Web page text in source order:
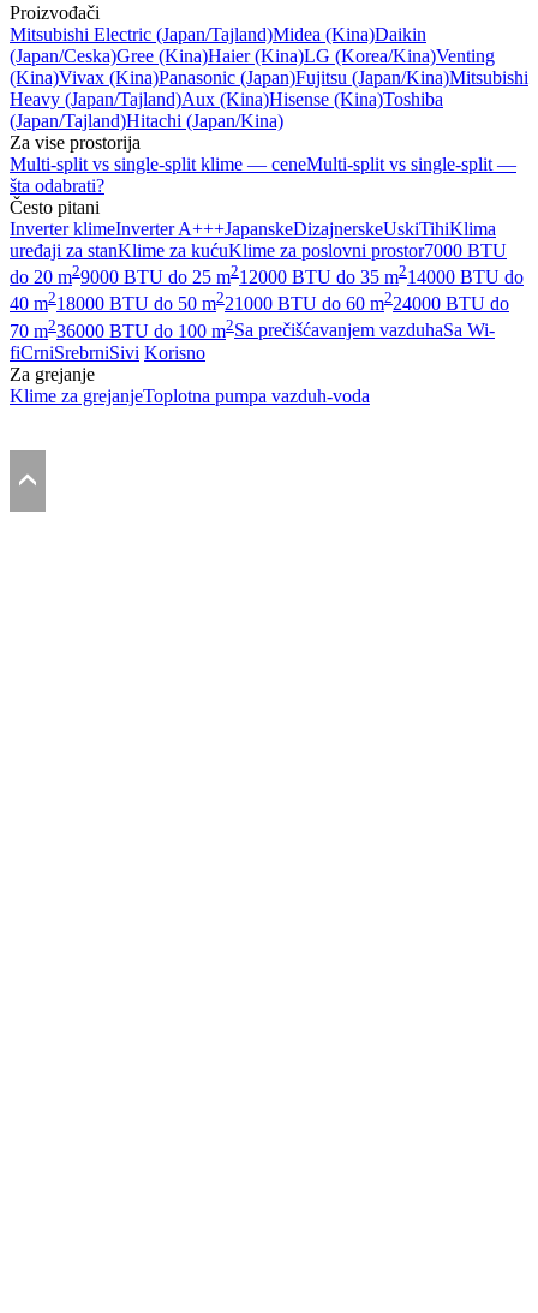
Proizvođači
Mitsubishi Electric (Japan/Tajland)Midea (Kina)Daikin
(Japan/Ceska)Gree (Kina)Haier (Kina)LG (Korea/Kina)Venting
(Kina)Vivax (Kina)Panasonic (Japan)Fujitsu (Japan/Kina)Mitsubishi
Heavy (Japan/Tajland)Aux (Kina)Hisense (Kina)Toshiba
(Japan/Tajland)Hitachi (Japan/Kina)
Za vise prostorija
Multi-split vs single-split klime — ceneMulti-split vs single-split —
šta odabrati?
Često pitani
Inverter klimeInverter A+++JapanskeDizajnerskeUskiTihiKlima
uređaji za stanKlime za kućuKlime za poslovni prostor7000 BTU
do 20 m29000 BTU do 25 m212000 BTU do 35 m214000 BTU do
40 m218000 BTU do 50 m221000 BTU do 60 m224000 BTU do
70 m236000 BTU do 100 m2Sa prečišćavanjem vazduhaSa Wi-
fiCrniSrebrniSivi Korisno
Za grejanje
Klime za grejanjeToplotna pumpa vazduh-voda